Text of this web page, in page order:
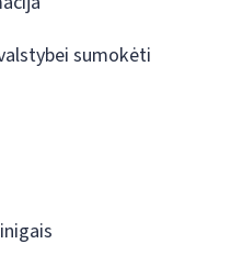
sumokėti